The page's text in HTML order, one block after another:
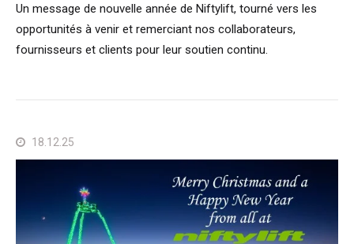
Un message de nouvelle année de Niftylift, tourné vers les
opportunités à venir et remerciant nos collaborateurs,
fournisseurs et clients pour leur soutien continu.
18.12.25